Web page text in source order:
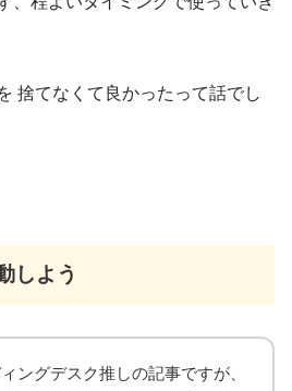
捨てなくて良かったって話でし
しよう
ングデスク推しの記事ですが、